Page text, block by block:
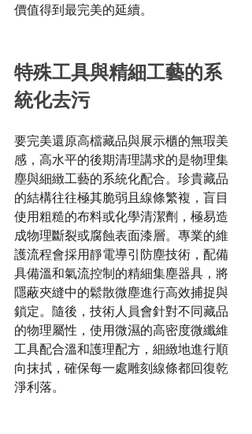
價值得到最完美的延續。
特殊工具與精細工藝的系
統化去污
要完美還原高檔藏品與展示櫃的無瑕美
感，高水平的後期清理講求的是物理集
塵與細緻工藝的系統化配合。珍貴藏品
的結構往往極其脆弱且線條繁複，盲目
使用粗糙的布料或化學清潔劑，極易造
成物理斷裂或腐蝕表面漆層。專業的維
護流程會採用靜電導引防塵技術，配備
具備溫和氣流控制的精細集塵器具，將
隱蔽夾縫中的鬆散微塵進行高效捕捉與
鎖定。隨後，技術人員會針對不同藏品
的物理屬性，使用微濕的高密度微纖維
工具配合溫和護理配方，細緻地進行順
向抹拭，確保每一處雕刻線條都回復乾
淨利落。